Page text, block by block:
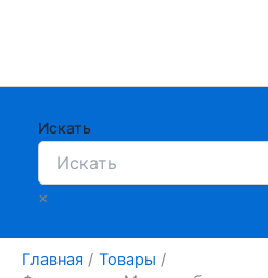
Искать
×
Главная
Товары